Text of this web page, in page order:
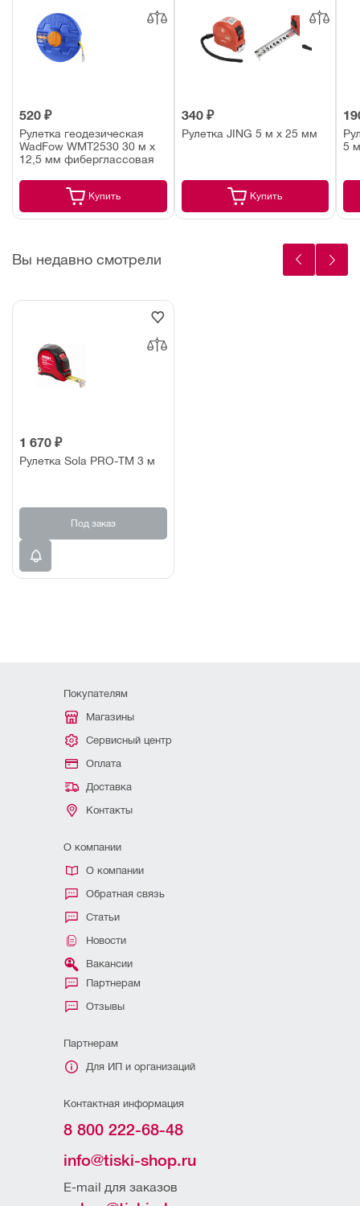
520 ₽
Рулетка геодезическая
WadFow WMT2530 30 м х
12,5 мм фиберглассовая
Купить
340 ₽
Рулетка JING 5 м х 25 мм
Купить
5
Вы недавно смотрели
1 670 ₽
Рулетка Sola PRO-TM 3 м
Под заказ
Покупателям
Магазины
Сервисный центр
Оплата
Доставка
Контакты
О компании
О компании
Обратная связь
Статьи
Новости
Вакансии
Партнерам
Отзывы
Партнерам
Для ИП и организаций
Контактная информация
8 800 222-68-48
info@tiski-shop.ru
E-mail для заказов